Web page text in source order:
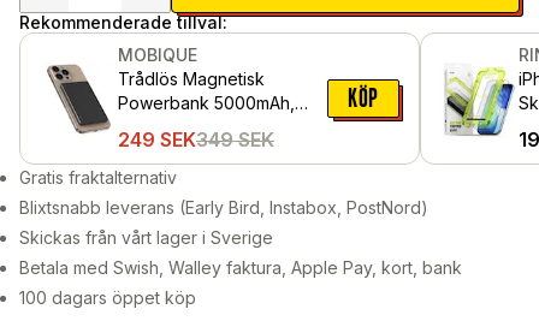
Rekommenderade tillval:
MOBIQUE
Trådlös Magnetisk
Powerbank 5000mAh,
249 SEK349 SEK
KÖP
Gratis fraktalternativ
Blixtsnabb leverans (Early Bird, Instabox, PostNord)
Skickas från vårt lager i Sverige
Betala med Swish, Walley faktura, Apple Pay, kort, bank
100 dagars öppet köp